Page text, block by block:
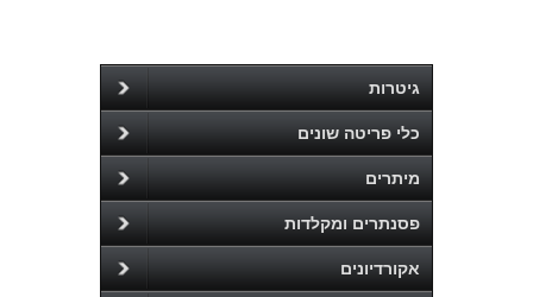
גיטרות
כלי פריטה שונים
מיתרים
פסנתרים ומקלדות
אקורדיונים